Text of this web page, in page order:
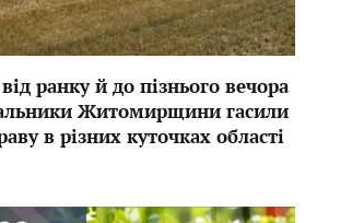
ранку й до пізнього вечора
Житомирщини гасили
в різних куточках області